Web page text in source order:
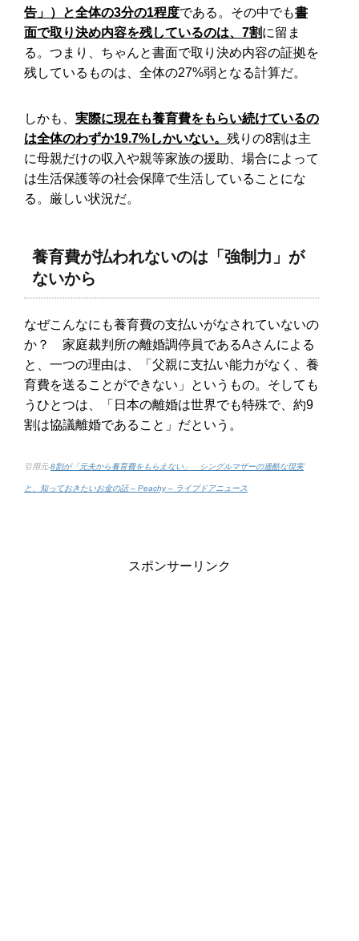
告」）と全体の3分の1程度である。その中でも書
面で取り決め内容を残しているのは、7割に留ま
る。つまり、ちゃんと書面で取り決め内容の証拠を
残しているものは、全体の27%弱となる計算だ。
しかも、 実際に現在も養育費をもらい続けているの
は全体のわずか19.7%しかいない。 残りの8割は主
に母親だけの収入や親等家族の援助、場合によって
は生活保護等の社会保障で生活していることにな
る。厳しい状況だ。
養育費が払われないのは「強制力」が
ないから
なぜこんなにも養育費の支払いがなされていないの
か？ 家庭裁判所の離婚調停員であるAさんによる
と、一つの理由は、「父親に支払い能力がなく、養
育費を送ることができない」というもの。そしても
うひとつは、「日本の離婚は世界でも特殊で、約9
割は協議離婚であること」だという。
引用元-8割が「元夫から養育費をもらえない」 シングルマザーの過酷な現実
と、知っておきたいお金の話 – Peachy – ライブドアニュース
スポンサーリンク